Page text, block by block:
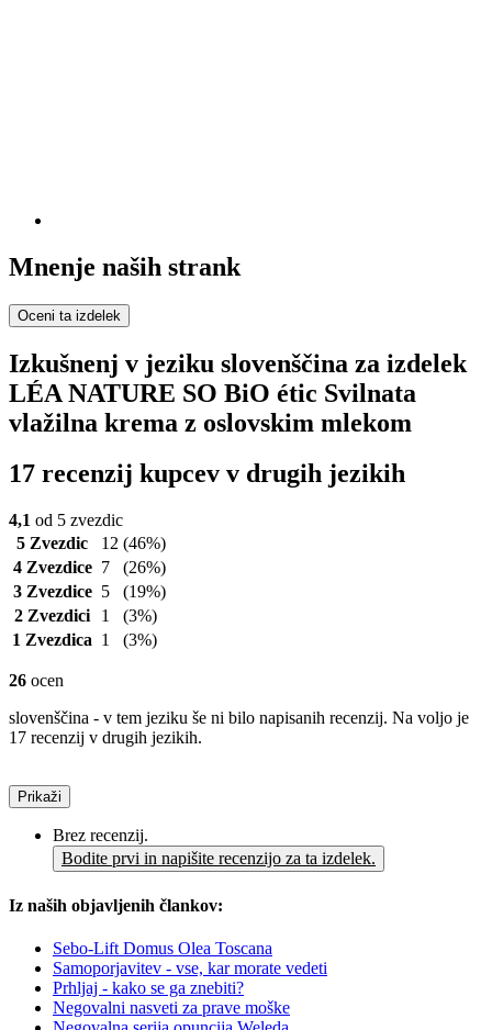
Mnenje naših strank
Oceni ta izdelek
Izkušnenj v jeziku slovenščina za izdelek
LÉA NATURE SO BiO étic Svilnata
vlažilna krema z oslovskim mlekom
17 recenzij kupcev v drugih jezikih
4,1 od 5 zvezdic
5 Zvezdic
12 (46%)
4 Zvezdice 7
(26%)
3 Zvezdice 5
(19%)
2 Zvezdici
1
(3%)
1 Zvezdica 1 (3%)
26 ocen
slovenščina - v tem jeziku še ni bilo napisanih recenzij. Na voljo je
17 recenzij v drugih jezikih.
Prikaži
Brez recenzij.
Bodite prvi in napišite recenzijo za ta izdelek.
Iz naših objavljenih člankov:
Sebo-Lift Domus Olea Toscana
Samoporjavitev - vse, kar morate vedeti
Prhljaj - kako se ga znebiti?
Negovalni nasveti za prave moške